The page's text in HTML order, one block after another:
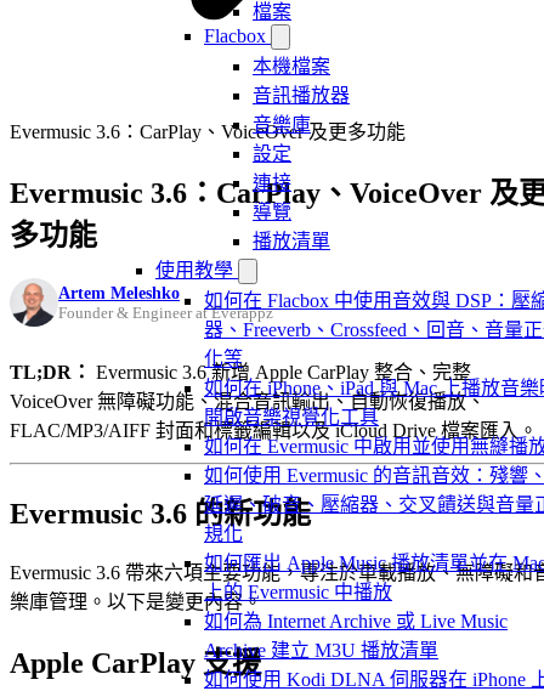
檔案
Flacbox
本機檔案
音訊播放器
音樂庫
設定
連接
導覽
播放清單
使用教學
如何在 Flacbox 中使用音效與 DSP：壓
器、Freeverb、Crossfeed、回音、音量
化等
如何在 iPhone、iPad 與 Mac 上播放音樂
開啟音樂視覺化工具
如何在 Evermusic 中啟用並使用無縫播
如何使用 Evermusic 的音訊音效：殘響
延遲、破音、壓縮器、交叉饋送與音量
規化
如何匯出 Apple Music 播放清單並在
上的 Evermusic 中播放
如何為 Internet Archive 或 Live Music
Archive 建立 M3U 播放清單
如何使用 Kodi DLNA 伺服器在 iPhone
Evermusic 3.6：CarPlay、VoiceOver 及更多功能
Evermusic 3.6：CarPlay、VoiceOver 及
多功能
Artem Meleshko
Founder & Engineer at Everappz
TL;DR： Evermusic 3.6 新增 Apple CarPlay 整合、完整
VoiceOver 無障礙功能、混合音訊輸出、自動恢復播放、
FLAC/MP3/AIFF 封面和標籤編輯以及 iCloud Drive 檔案匯入。
Evermusic 3.6 的新功能
Evermusic 3.6 帶來六項主要功能，專注於車載播放、無障礙和
樂庫管理。以下是變更內容。
Apple CarPlay 支援